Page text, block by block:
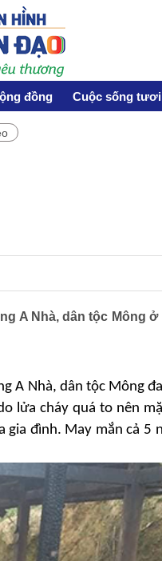
đồng Cuộc sống
A Nhà, dân tộc Mông ở
A Nhà, dân tộc Mông
lửa cháy quá to nên
gia đình. May mắn cả 5